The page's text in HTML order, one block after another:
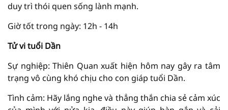
duy trì thói quen sống lành mạnh.
Giờ tốt trong ngày: 12h - 14h
Tử vi tuổi Dần
Sự nghiệp: Thiên Quan xuất hiện hôm nay gây ra tâm
trạng vô cùng khó chịu cho con giáp tuổi Dần.
Tình cảm: Hãy lắng nghe và thẳng thắn chia sẻ cảm xúc